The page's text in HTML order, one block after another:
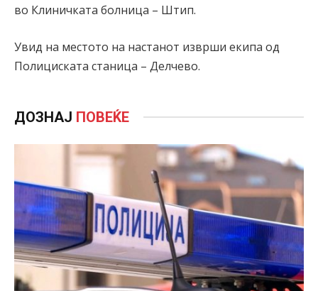
во Клиничката болница – Штип.
Увид на местото на настанот изврши екипа од
Полициската станица – Делчево.
ДОЗНАЈ ПОВЕЌЕ